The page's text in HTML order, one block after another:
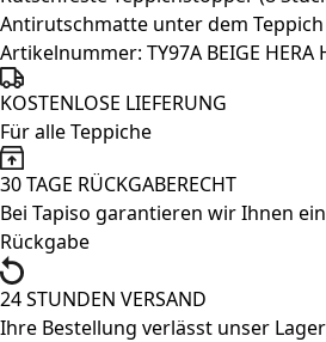
3D-
Effekt
Menge
Antirutschmatte unter dem Teppich
Artikelnummer: TY97A BEIGE HERA
KOSTENLOSE LIEFERUNG
Für alle Teppiche
30 TAGE RÜCKGABERECHT
Bei Tapiso garantieren wir Ihnen
Rückgabe
24 STUNDEN VERSAND
Ihre Bestellung verlässt unser